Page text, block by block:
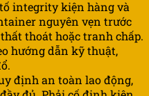
integrity kiện hàng và
nguyên vẹn trước
thoát hoặc tranh chấp.
hướng dẫn kỹ thuật,
định an toàn lao động,